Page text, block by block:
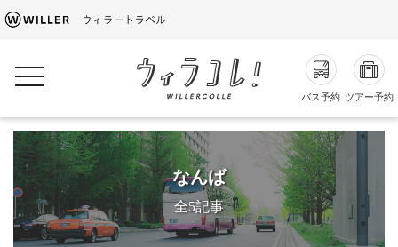
バス予約 ツアー予約
toggle navigation
なんば
全5記事